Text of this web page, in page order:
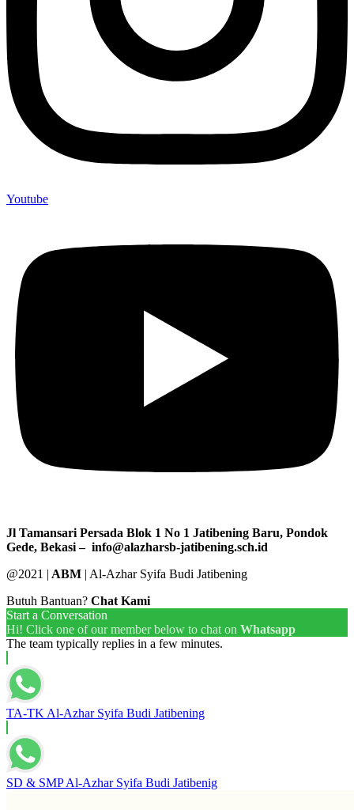
Youtube
Jl Tamansari Persada Blok 1 No 1 Jatibening Baru, Pondok
Gede, Bekasi – info@alazharsb-jatibening.sch.id
@2021 | ABM | Al-Azhar Syifa Budi Jatibening
Butuh Bantuan? Chat Kami
Start a Conversation
Hi! Click one of our member below to chat on Whatsapp
The team typically replies in a few minutes.
TA-TK Al-Azhar Syifa Budi Jatibening
SD & SMP Al-Azhar Syifa Budi Jatibenig